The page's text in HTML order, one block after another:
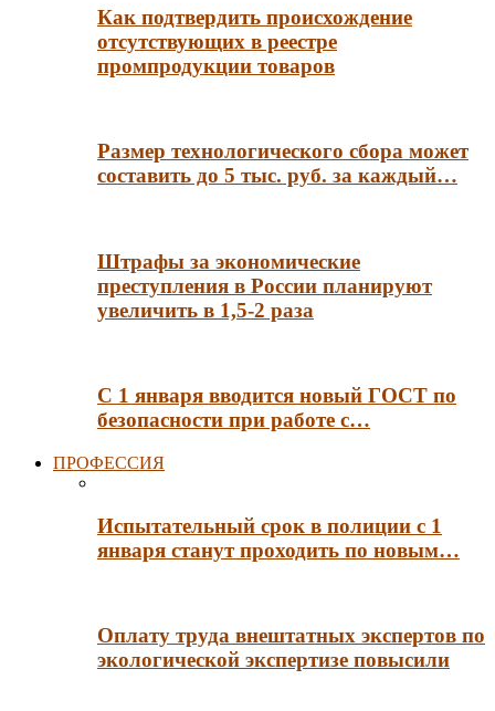
Как подтвердить происхождение
отсутствующих в реестре
промпродукции товаров
Размер технологического сбора может
составить до 5 тыс. руб. за каждый…
Штрафы за экономические
преступления в России планируют
увеличить в 1,5-2 раза
С 1 января вводится новый ГОСТ по
безопасности при работе с…
ПРОФЕССИЯ
Испытательный срок в полиции с 1
января станут проходить по новым…
Оплату труда внештатных экспертов по
экологической экспертизе повысили